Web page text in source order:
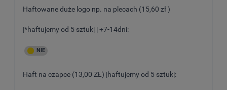
Haftowane duże logo np. na plecach (15,60 zł )
|*haftujemy od 5 sztuk| | +7-14dni:
Haft na czapce (13,00 ZŁ) |haftujemy od 5 sztuk|: